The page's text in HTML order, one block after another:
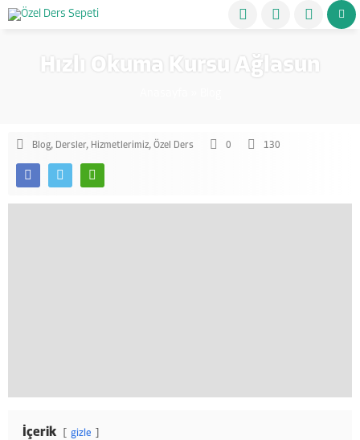
Hızlı Okuma Kursu Ağlasun
Blog, Dersler, Hizmetlerimiz, Özel Ders 0 130
İçerik gizle